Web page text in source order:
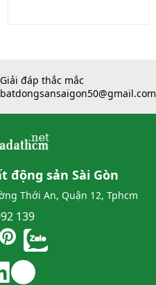
Giải đáp thắc mắc
batdongsansaigon50@gmail.com
động sản Sài Gòn
Thới An, Quận 12, Tphcm
139